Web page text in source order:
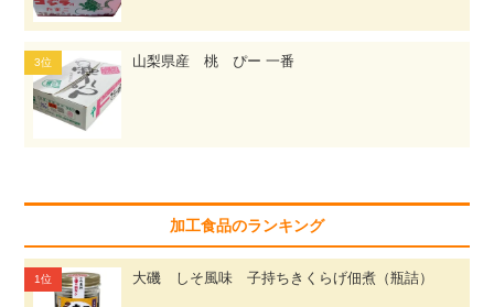
山梨県産 桃 ぴー 一番
加工食品のランキング
大磯 しそ風味 子持ちきくらげ佃煮（瓶詰）